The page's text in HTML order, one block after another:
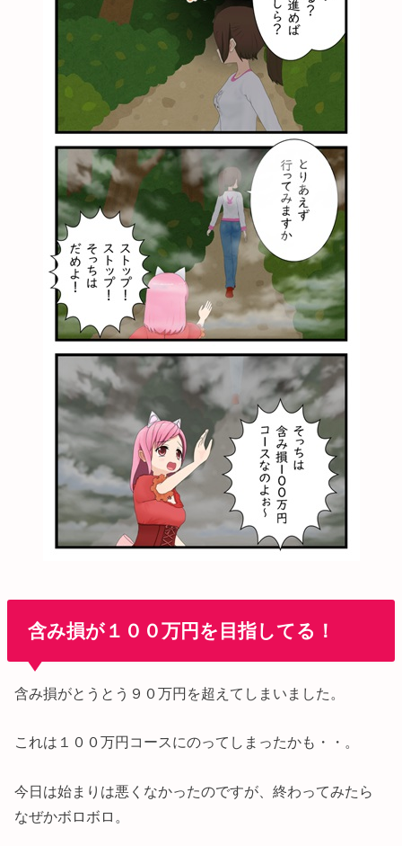
含み損が１００万円を目指してる！
含み損がとうとう９０万円を超えてしまいました。
これは１００万円コースにのってしまったかも・・。
今日は始まりは悪くなかったのですが、終わってみたら
なぜかボロボロ。